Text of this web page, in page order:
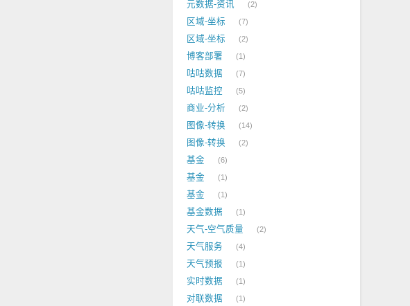
元数据-资讯 2
区域-坐标 7
区域-坐标 2
博客部署 1
咕咕数据 7
咕咕监控 5
商业-分析 2
图像-转换 14
图像-转换 2
基金 6
基金 1
基金 1
基金数据 1
天气-空气质量 2
天气服务 4
天气预报 1
实时数据 1
对联数据 1